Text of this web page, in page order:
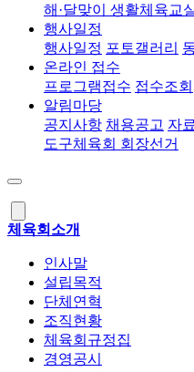
해·달맞이 생활체육교
행사일정
행사일정 포토갤러리
온라인 접수
프로그램접수 접수조회
알림마당
공지사항 채용공고 자
도구체육회 회장선거
체육회소개
인사말
설립목적
단체연혁
조직현황
체육회규정집
경영공시